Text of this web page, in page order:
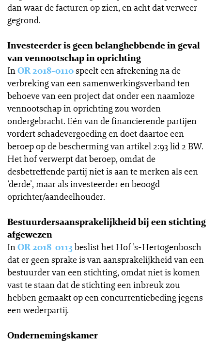
dan waar de facturen op zien, en acht dat verweer
gegrond.
Investeerder is geen belanghebbende in geval
van vennootschap in oprichting
InOR 2018-0110speelt een afrekening na de
verbreking van een samenwerkingsverband ten
behoeve van een project dat onder een naamloze
vennootschap in oprichting zou worden
ondergebracht. Eén van de financierende partijen
vordert schadevergoeding en doet daartoe een
beroep op de bescherming van artikel 2:93 lid 2 BW.
Het hof verwerpt dat beroep, omdat de
desbetreffende partij niet is aan te merken als een
‘derde’, maar als investeerder en beoogd
oprichter/aandeelhouder.
Bestuurdersaansprakelijkheid bij een stichting
afgewezen
InOR 2018-0113beslist het Hof ’s-Hertogenbosch
dat er geen sprake is van aansprakelijkheid van een
bestuurder van een stichting, omdat niet is komen
vast te staan dat de stichting een inbreuk zou
hebben gemaakt op een concurrentiebeding jegens
een wederpartij.
Ondernemingskamer